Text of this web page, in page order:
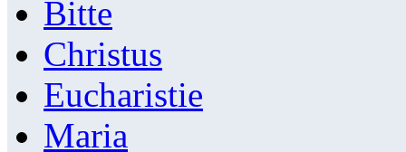
Bitte
Christus
Eucharistie
Maria